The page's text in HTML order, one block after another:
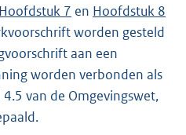
Hoofdstuk 7 en Hoofdstuk 8
worden gesteld
aan een
worden verbonden als
van de Omgevingswet,